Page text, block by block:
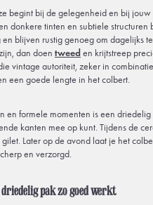
begint bij de gelegenheid en bij
donkere tinten en subtiele structuren
blijven rustig genoeg om dagelijks
dan doen tweed en krijtstreep
vintage autoriteit, zeker in
een goede lengte in het colbert.
en formele momenten is een
kanten mee op kunt. Tijdens de
Later op de avond laat je het
en verzorgd.
driedelig pak zo goed werkt